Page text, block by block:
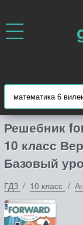
Решебник
10 класс
Базовый
ГДЗ 10 класс